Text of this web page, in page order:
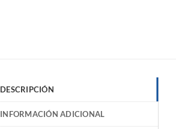
DESCRIPCIÓN
INFORMACIÓN ADICIONAL